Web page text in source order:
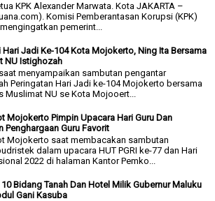
KPK Alexander Marwata. Kota JAKARTA –
Komisi Pemberantasan Korupsi (KPK)
pemerint...
Hari Jadi Ke-104 Kota Mojokerto, Ning Ita Bersama
NU Istighozah
menyampaikan sambutan pengantar
Peringatan Hari Jadi ke-104 Mojokerto bersama
Muslimat NU se Kota Mojooert...
Mojokerto Pimpin Upacara Hari Guru Dan
Penghargaan Guru Favorit
Mojokerto saat membacakan sambutan
dalam upacara HUT PGRI ke-77 dan Hari
2022 di halaman Kantor Pemko...
10 Bidang Tanah Dan Hotel Milik Gubernur Maluku
Gani Kasuba